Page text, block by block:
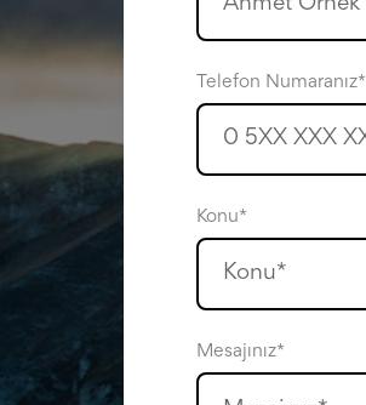
Telefon Numaranız*
Konu*
Mesajınız*